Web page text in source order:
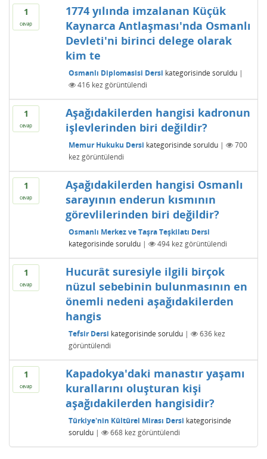
1
cevap
1774 yılında imzalanan Küçük
Kaynarca Antlaşması'nda Osmanlı
Devleti'ni birinci delege olarak
kim te
Osmanlı Diplomasisi Dersi kategorisinde soruldu |
416kez görüntülendi
1
cevap
Aşağıdakilerden hangisi kadronun
işlevlerinden biri değildir?
Memur Hukuku Dersi kategorisinde soruldu |
700
kez görüntülendi
1
cevap
Aşağıdakilerden hangisi Osmanlı
sarayının enderun kısmının
görevlilerinden biri değildir?
Osmanlı Merkez ve Taşra Teşkilatı Dersi
kategorisinde soruldu | 494kez görüntülendi
1
cevap
Hucurât suresiyle ilgili birçok
nüzul sebebinin bulunmasının en
önemli nedeni aşağıdakilerden
hangis
Tefsir Dersi kategorisinde soruldu | 636kez
görüntülendi
1
cevap
Kapadokya'daki manastır yaşamı
kurallarını oluşturan kişi
aşağıdakilerden hangisidir?
Türkiye'nin Kültürel Mirası Dersi kategorisinde
soruldu | 668kez görüntülendi